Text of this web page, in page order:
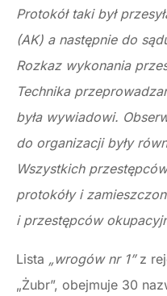
Protokół taki był
(AK) a następnie do
Rozkaz wykonania
Technika
była wywiadowi.
do organizacji były
Wszystkich
protokóły i
i przestępców
Lista „wrogów nr 1”z
„Żubr”, obejmuje 30